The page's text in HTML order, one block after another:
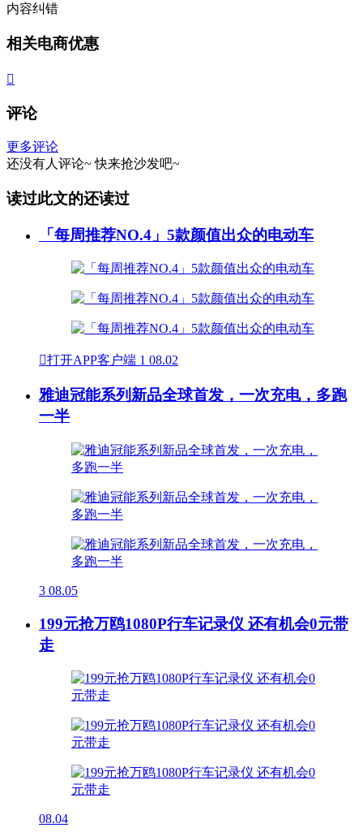
内容纠错
相关电商优惠

评论
更多评论
还没有人评论~ 快来抢沙发吧~
读过此文的还读过
「每周推荐NO.4」5款颜值出众的电动车
打开APP客户端 1 08.02
雅迪冠能系列新品全球首发，一次充电，多跑
一半
3 08.05
199元抢万鸥1080P行车记录仪 还有机会0元带
走
08.04